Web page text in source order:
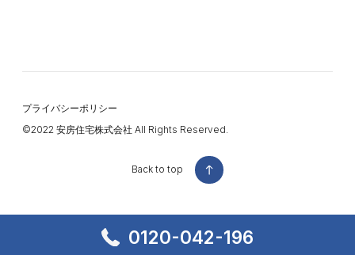
0120-042-196
プライバシーポリシー
©️2022 安房住宅株式会社 All Rights Reserved.
Back to top